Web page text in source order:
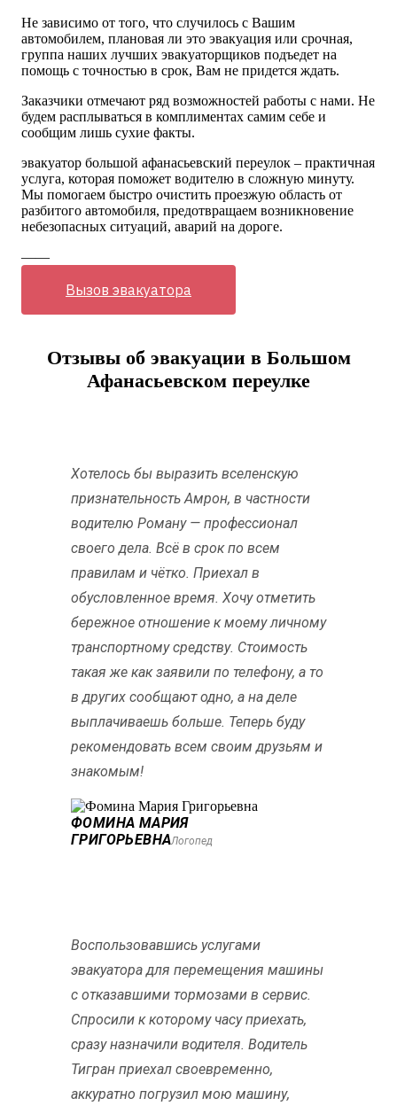
Не зависимо от того, что случилось с Вашим
автомобилем, плановая ли это эвакуация или срочная,
группа наших лучших эвакуаторщиков подъедет на
помощь с точностью в срок, Вам не придется ждать.
Заказчики отмечают ряд возможностей работы с нами. Не
будем расплываться в комплиментах самим себе и
сообщим лишь сухие факты.
эвакуатор большой афанасьевский переулок – практичная
услуга, которая поможет водителю в сложную минуту.
Мы помогаем быстро очистить проезжую область от
разбитого автомобиля, предотвращаем возникновение
небезопасных ситуаций, аварий на дороге.
——
Вызов эвакуатора
Отзывы об эвакуации в Большом
Афанасьевском переулке
Хотелось бы выразить вселенскую
признательность Амрон, в частности
водителю Роману — профессионал
своего дела. Всё в срок по всем
правилам и чётко. Приехал в
обусловленное время. Хочу отметить
бережное отношение к моему личному
транспортному средству. Стоимость
такая же как заявили по телефону, а то
в других сообщают одно, а на деле
выплачиваешь больше. Теперь буду
рекомендовать всем своим друзьям и
знакомым!
ФОМИНА МАРИЯ
ГРИГОРЬЕВНАЛогопед
Воспользовавшись услугами
эвакуатора для перемещения машины
с отказавшими тормозами в сервис.
Спросили к которому часу приехать,
сразу назначили водителя. Водитель
Тигран приехал своевременно,
аккуратно погрузил мою машину,